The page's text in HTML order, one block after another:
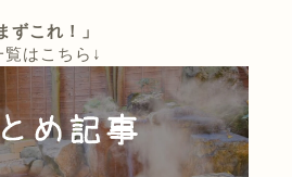
ずこれ！」
はこちら↓